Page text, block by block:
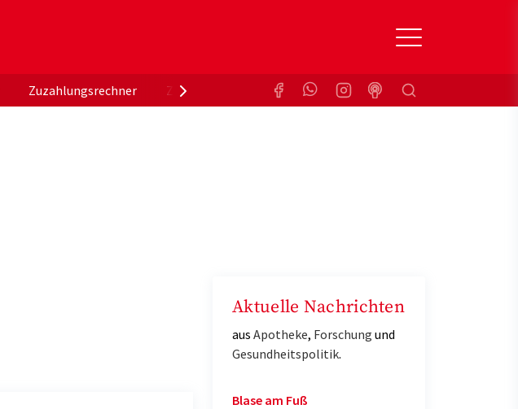
Zuzahlungsrechner Zuzahlungsbefreiung KrankenkasseSuchen
Aktuelle Nachrichten
aus Apotheke, Forschung und
Gesundheitspolitik.
Blase am Fuß